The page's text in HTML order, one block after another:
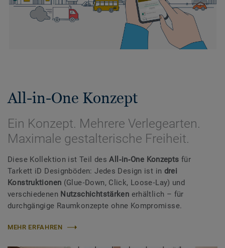
All-in-One Konzept
Ein Konzept. Mehrere Verlegearten.
Maximale gestalterische Freiheit.
Diese Kollektion ist Teil desAll‑in‑One Konzepts für
Tarkett iD Designböden: Jedes Design ist in drei
Konstruktionen (Glue‑Down, Click, Loose‑Lay) und
verschiedenen Nutzschichtstärken erhältlich – für
durchgängige Raumkonzepte ohne Kompromisse.
MEHR ERFAHREN